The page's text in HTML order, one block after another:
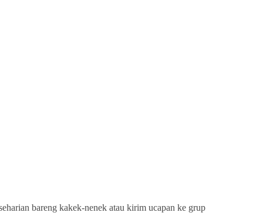
bareng kakek-nenek atau kirim ucapan ke grup